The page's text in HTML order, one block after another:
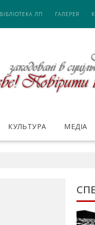
БІБЛІОТЕКА ЛП ГАЛЕРЕЯ
КУЛЬТУРА МЕДІА